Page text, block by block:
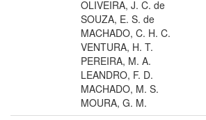
OLIVEIRA, J. C. de
SOUZA, E. S. de
MACHADO, C. H. C.
VENTURA, H. T.
PEREIRA, M. A.
LEANDRO, F. D.
MACHADO, M. S.
MOURA, G. M.